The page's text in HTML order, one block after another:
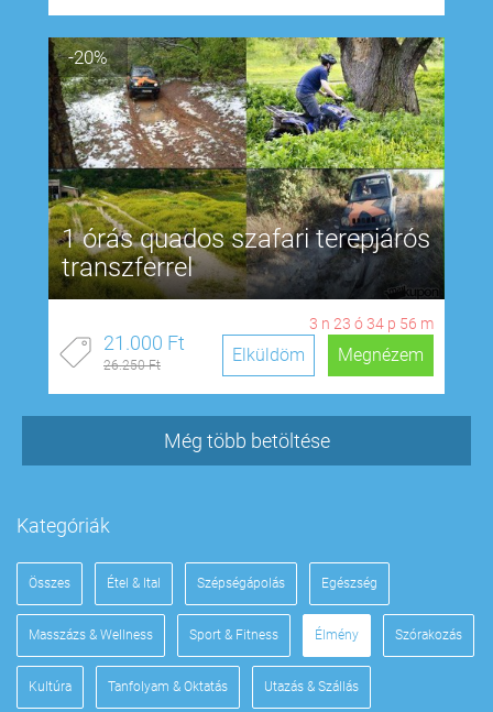
-20%
1 órás quados szafari terepjárós
transzferrel
3 n 23 ó34 p 55 m
21.000 Ft
26.250 Ft Megnézem
Elküldöm
Még több betöltése
Kategóriák
Összes Étel & Ital Szépségápolás Egészség
Masszázs & Wellness Sport & Fitness Élmény Szórakozás
Kultúra Tanfolyam & Oktatás Utazás & Szállás